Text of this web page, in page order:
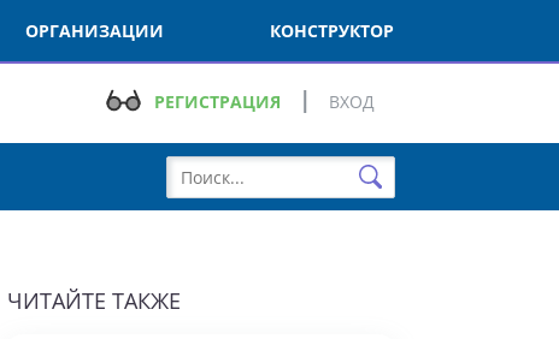
ОРГАНИЗАЦИИ КОНСТРУКТОР
РЕГИСТРАЦИЯ ВХОД
ЧИТАЙТЕ ТАКЖЕ